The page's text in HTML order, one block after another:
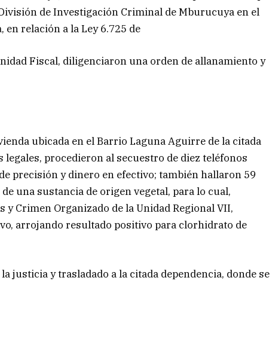
de Investigación Criminal de Mburucuya en el
relación a la Ley 6.725 de
Fiscal, diligenciaron una orden de allanamiento y
ubicada en el Barrio Laguna Aguirre de la citada
procedieron al secuestro de diez teléfonos
precisión y dinero en efectivo; también hallaron 59
una sustancia de origen vegetal, para lo cual,
Crimen Organizado de la Unidad Regional VII,
arrojando resultado positivo para clorhidrato de
justicia y trasladado a la citada dependencia, donde se